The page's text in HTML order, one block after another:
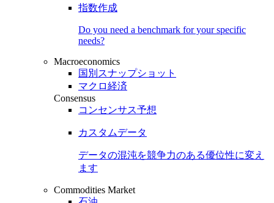
指数作成
Do you need a benchmark for your specific
needs?
Macroeconomics
国別スナップショット
マクロ経済
Consensus
コンセンサス予想
カスタムデータ
データの混沌を競争力のある優位性に変え
ます
Commodities Market